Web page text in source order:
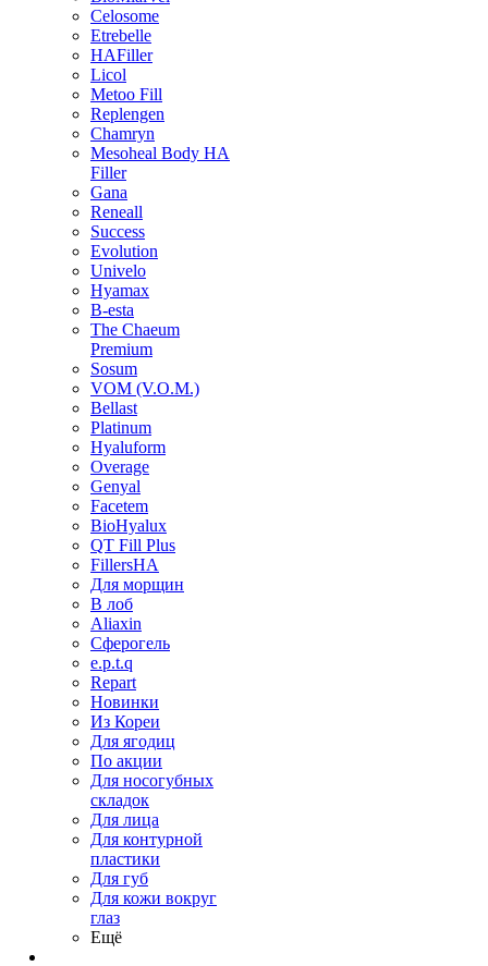
Celosome
Etrebelle
HAFiller
Licol
Metoo Fill
Replengen
Chamryn
Mesoheal Body HA
Filler
Gana
Reneall
Success
Evolution
Univelo
Hyamax
B-esta
The Chaeum
Premium
Sosum
VOM (V.O.M.)
Bellast
Platinum
Hyaluform
Overage
Genyal
Facetem
BioHyalux
QT Fill Plus
FillersHA
Для морщин
В лоб
Aliaxin
Сферогель
e.p.t.q
Repart
Новинки
Из Кореи
Для ягодиц
По акции
Для носогубных
складок
Для лица
Для контурной
пластики
Для губ
Для кожи вокруг
глаз
Ещё